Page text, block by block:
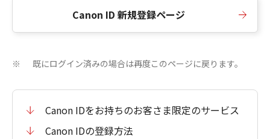
Canon ID 新規登録ページ
※ 既にログイン済みの場合は再度このページに戻ります。
Canon IDをお持ちのお客さま限定のサービス
Canon IDの登録方法